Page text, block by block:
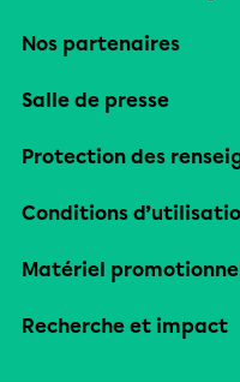
Nos partenaires
Salle de presse
Protection des
Conditions
Matériel
Recherche et impact